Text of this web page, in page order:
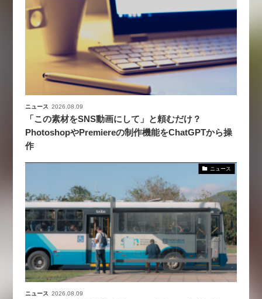
ニュース 2026.08.09
「この素材をSNS動画にして」と頼むだけ？
PhotoshopやPremiereの制作機能をChatGPTから操
作
ニュース
ニュース 2026.08.09